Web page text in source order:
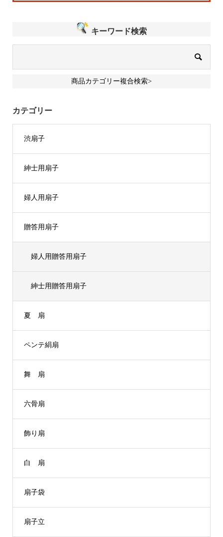
キーワード検索
商品カテゴリー複合検索>
カテゴリー
渋扇子
紳士用扇子
婦人用扇子
贈答用扇子
婦人用贈答用扇子
紳士用贈答用扇子
夏 扇
ペンテ絹扇
舞 扇
六骨扇
飾り扇
白 扇
扇子袋
扇子立